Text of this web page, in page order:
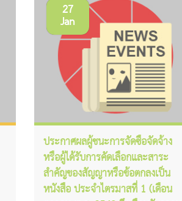
27
Jan
ประกาศผลผู้ชนะการจัดซื้อจัดจ้าง
หรือผู้ได้รับการคัดเลือกและสาระ
สำคัญของสัญญาหรือข้อตกลงเป็น
หนังสือ ประจำไตรมาสที่ 1 (เดือน